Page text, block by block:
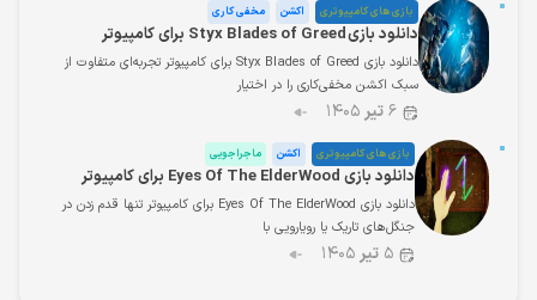
بازی های کامپیوتری اکشن مخفی کاری
دانلود بازی Styx Blades of Greed برای کامپیوتر
دانلود بازی Styx Blades of Greed برای کامپیوتر تجربه‌ای متفاوت از
سبک اکشن مخفی‌کاری را در اختیار
۶تیر۱۴۰۵
بازی های کامپیوتری اکشن ماجراجویی
دانلود بازی Eyes Of The ElderWood برای کامپیوتر
دانلود بازی Eyes Of The ElderWood برای کامپیوتر تنها قدم زدن در
جنگل‌های تاریک یا رویارویی با
۵ تیر۱۴۰۵